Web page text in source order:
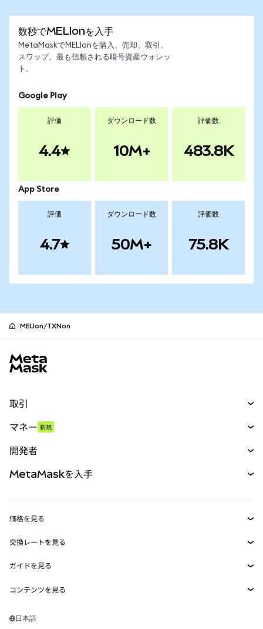
数秒でMELIonを入手
MetaMaskでMELIonを購入、売却、取引、
スワップ。最も信頼される暗号資産ウォレッ
ト。
Google Play
評価
4.4
ダウンロード数
10M+
評価数
483.8K
App Store
評価
4.7
ダウンロード数
50M+
評価数
75.8K
MELIon/TXNon
取引
パーペチュアル
RWA
マネー 新規
開発者
MetaMask Connect
Snaps
Web3サービス
MetaMaskを入手
セキュリティ
サポート
キャリア
価格を見る
イーサリアムの価格
Solanaの価格
Tetherの価格
交換レートを見る
ETH→USD
USDT→INR
BTC→INR
ガイドを見る
ETHの購入
コンテンツを見る
Solanaウォレット
日本語